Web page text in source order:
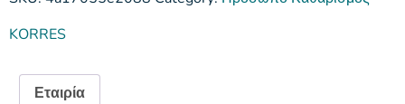
KORRES
Εταιρία